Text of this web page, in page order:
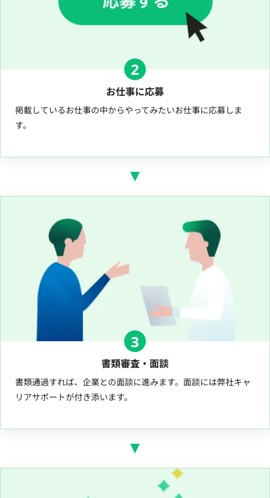
2
お仕事に応募
掲載しているお仕事の中からやってみたいお仕事に応募しま
す。
3
書類審査・面談
書類通過すれば、企業との面談に進みます。面談には弊社キャ
リアサポートが付き添います。